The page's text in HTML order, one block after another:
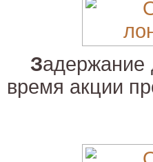
Задержание
время акции